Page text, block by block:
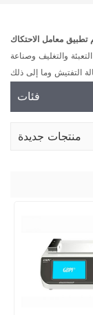
تطبيق معامل الاحتكاك
والتغليف وصناعة
فئات
منتجات جديدة